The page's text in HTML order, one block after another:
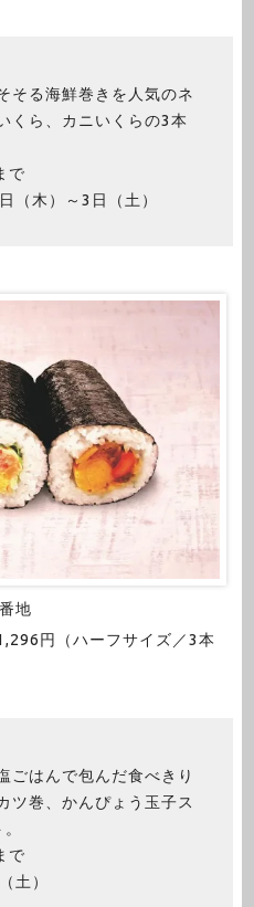
そる海鮮巻きを人気のネ
くら、カニいくらの3本
で
（木）～3日（土）
地
円（ハーフサイズ／3本
ごはんで包んだ食べきり
ツ巻、かんぴょう玉子ス
で
土）